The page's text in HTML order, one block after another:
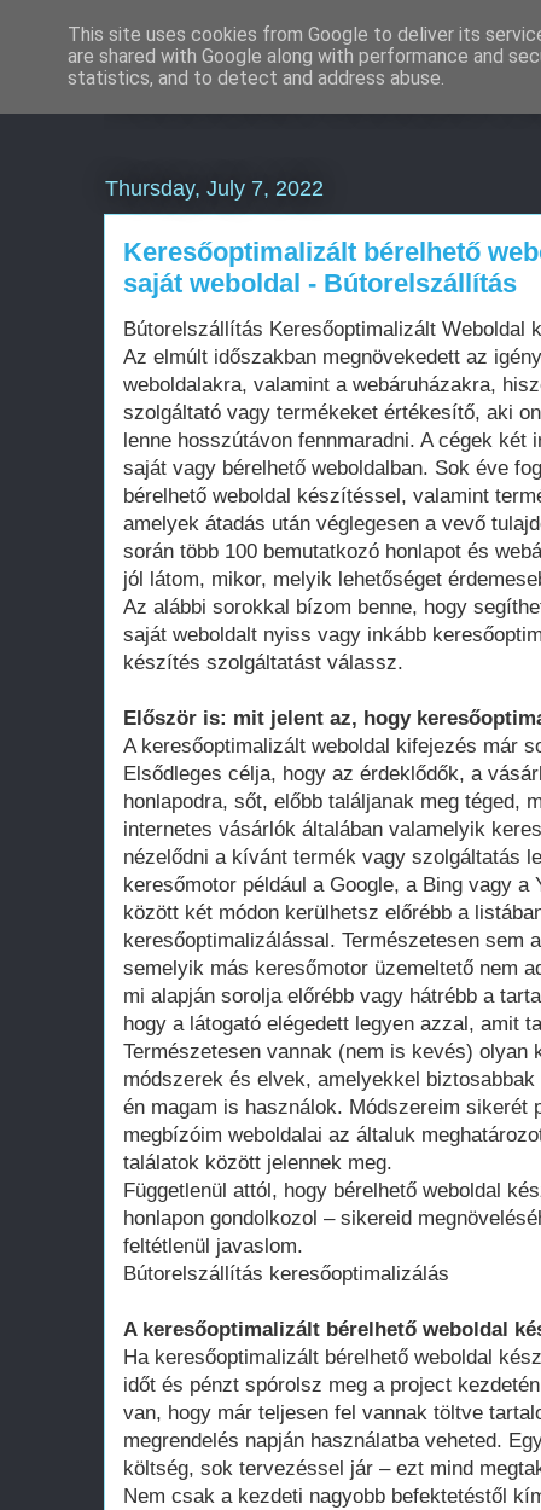
Weboldal készítés
Thursday, July 7, 2022
Keresőoptimalizált bérelhető
saját weboldal - Bútorelszállítás
Bútorelszállítás Keresőoptimalizált Weboldal
Az elmúlt időszakban megnövekedett az
weboldalakra, valamint a webáruházakra,
szolgáltató vagy termékeket értékesítő, aki
lenne hosszútávon fennmaradni. A cégek két
saját vagy bérelhető weboldalban. Sok éve
bérelhető weboldal készítéssel, valamint
amelyek átadás után véglegesen a vevő
során több 100 bemutatkozó honlapot és
jól látom, mikor, melyik lehetőséget
Az alábbi sorokkal bízom benne, hogy
saját weboldalt nyiss vagy inkább
készítés szolgáltatást válassz.
Először is: mit jelent az, hogy
A keresőoptimalizált weboldal kifejezés már
Elsődleges célja, hogy az érdeklődők, a
honlapodra, sőt, előbb találjanak meg téged,
internetes vásárlók általában valamelyik
nézelődni a kívánt termék vagy szolgáltatás
keresőmotor például a Google, a Bing vagy a
között két módon kerülhetsz előrébb a
keresőoptimalizálással. Természetesen sem
semelyik más keresőmotor üzemeltető nem
mi alapján sorolja előrébb vagy hátrébb a
hogy a látogató elégedett legyen azzal, amit
Természetesen vannak (nem is kevés) olyan
módszerek és elvek, amelyekkel
én magam is használok. Módszereim sikerét
megbízóim weboldalai az általuk
találatok között jelennek meg.
Függetlenül attól, hogy bérelhető weboldal
honlapon gondolkozol – sikereid
feltétlenül javaslom.
Bútorelszállítás keresőoptimalizálás
A keresőoptimalizált bérelhető weboldal
Ha keresőoptimalizált bérelhető weboldal
időt és pénzt spórolsz meg a project
van, hogy már teljesen fel vannak töltve
megrendelés napján használatba veheted.
költség, sok tervezéssel jár – ezt mind
Nem csak a kezdeti nagyobb befektetéstől
This site uses cookies from Google to deliver its
are shared with Google along with performance and
statistics, and to detect and address abuse.